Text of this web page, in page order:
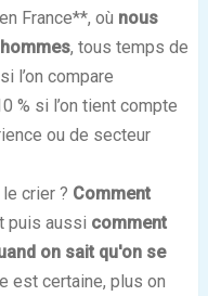
France**, où nous
, tous temps de
l’on compare
% si l’on tient compte
ou de secteur
crier ? Comment
puis aussi comment
on sait qu'on se
est certaine, plus on